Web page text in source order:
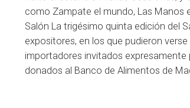
como Zampate el mundo, Las Manos
Salón La trigésimo quinta edición del
expositores, en los que pudieron
importadores invitados
donados al Banco de Alimentos de